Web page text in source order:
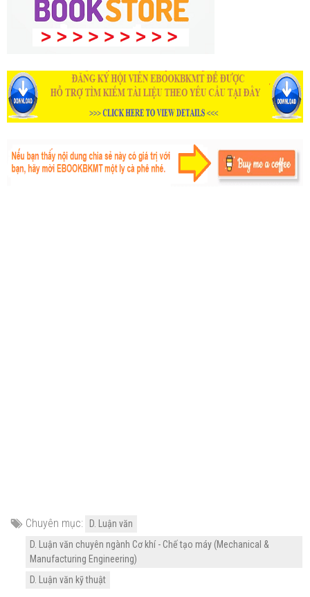
Chuyên mục:
D. Luận văn
D. Luận văn chuyên ngành Cơ khí - Chế tạo máy (Mechanical &
Manufacturing Engineering)
D. Luận văn kỹ thuật